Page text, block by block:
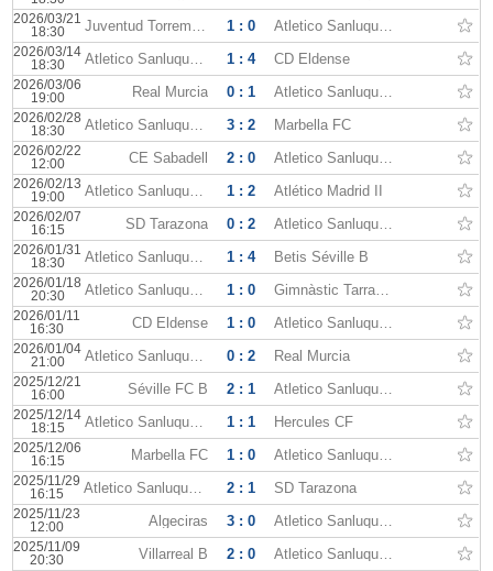
2026/03/21
18:30
Juventud Torremolinos 1 : 0 Atletico Sanluqueno
2026/03/14
18:30
Atletico Sanluqueno 1 : 4 CD Eldense
2026/03/06
19:00
Real Murcia 0 : 1 Atletico Sanluqueno
2026/02/28
18:30
Atletico Sanluqueno 3 : 2 Marbella FC
2026/02/22
12:00
CE Sabadell 2 : 0 Atletico Sanluqueno
2026/02/13
19:00
Atletico Sanluqueno 1 : 2 Atlético Madrid II
2026/02/07
16:15
SD Tarazona 0 : 2 Atletico Sanluqueno
2026/01/31
18:30
Atletico Sanluqueno 1 : 4 Betis Séville B
2026/01/18
20:30
Atletico Sanluqueno 1 : 0 Gimnàstic Tarragona
2026/01/11
16:30
CD Eldense 1 : 0 Atletico Sanluqueno
2026/01/04
21:00
Atletico Sanluqueno 0 : 2 Real Murcia
2025/12/21
16:00
Séville FC B 2 : 1 Atletico Sanluqueno
2025/12/14
18:15
Atletico Sanluqueno 1 : 1 Hercules CF
2025/12/06
16:15
Marbella FC 1 : 0 Atletico Sanluqueno
2025/11/29
16:15
Atletico Sanluqueno 2 : 1 SD Tarazona
2025/11/23
12:00
Algeciras 3 : 0 Atletico Sanluqueno
2025/11/09
20:30
Villarreal B 2 : 0 Atletico Sanluqueno